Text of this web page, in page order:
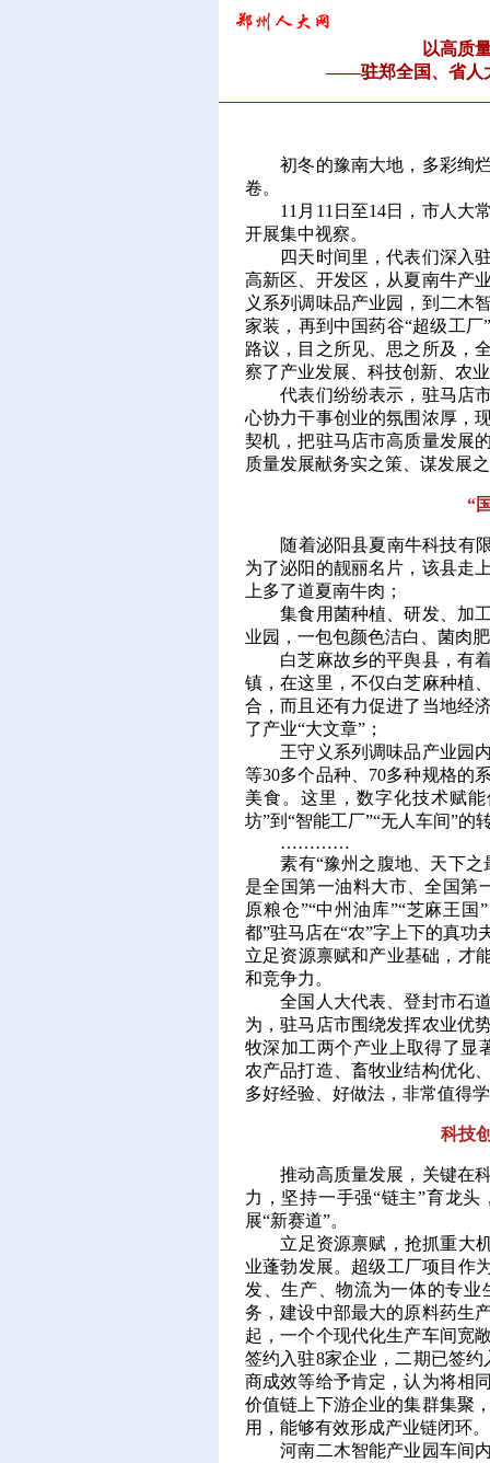
以高质
——驻郑全国、省人
初冬的豫南大地，多彩绚烂
卷。
11月11日至14日，市人大常
开展集中视察。
四天时间里，代表们深入驻
高新区、开发区，从夏南牛产
义系列调味品产业园，到二木
家装，再到中国药谷“超级工
路议，目之所见、思之所及，
察了产业发展、科技创新、农
代表们纷纷表示，驻马店市
心协力干事创业的氛围浓厚，
契机，把驻马店市高质量发展
质量发展献务实之策、谋发展
“
随着泌阳县夏南牛科技有限
为了泌阳的靓丽名片，该县走
上多了道夏南牛肉；
集食用菌种植、研发、加工
业园，一包包颜色洁白、菌肉
白芝麻故乡的平舆县，有
镇，在这里，不仅白芝麻种植
合，而且还有力促进了当地经
了产业“大文章”；
王守义系列调味品产业园内
等30多个品种、70多种规格的
美食。这里，数字化技术赋
坊”到“智能工厂”“无人车间”的
…………
素有“豫州之腹地、天下之
是全国第一油料大市、全国第
原粮仓”“中州油库”“芝麻王
都”驻马店在“农”字上下的真
立足资源禀赋和产业基础，才
和竞争力。
全国人大代表、登封市石道
为，驻马店市围绕发挥农业优
牧深加工两个产业上取得了显
农产品打造、畜牧业结构优化
多好经验、好做法，非常值得
科技
推动高质量发展，关键在科
力，坚持一手强“链主”育龙
展“新赛道”。
立足资源禀赋，抢抓重大机
业蓬勃发展。超级工厂项目作
发、生产、物流为一体的专
务，建设中部最大的原料药生
起，一个个现代化生产车间宽
签约入驻8家企业，二期已签
商成效等给予肯定，认为将相
价值链上下游企业的集群集聚
用，能够有效形成产业链闭环。
河南二木智能产业园车间内